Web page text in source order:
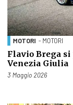
MOTORI - MOTORI
Flavio Brega
Venezia Giulia
Pubblicato il
3 Maggio 2026